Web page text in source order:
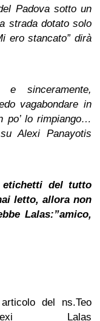
Padova sotto un
strada dotato solo
ero stancato” dirà
sinceramente,
vagabondare in
po’ lo rimpiango…
Alexi Panayotis
del tutto
letto, allora non
Lalas:”amico,
del ns.Teo
Lalas